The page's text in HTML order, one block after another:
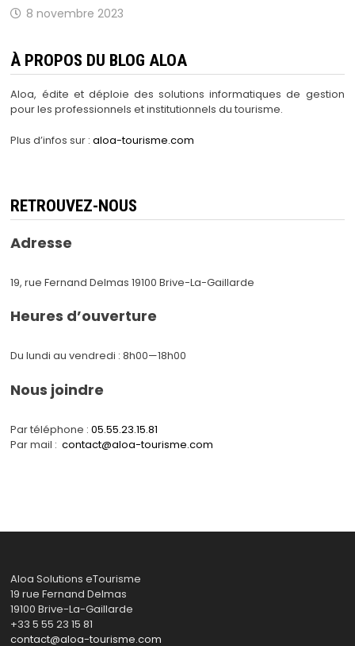
8 novembre 2023
À PROPOS DU BLOG ALOA
Aloa, édite et déploie des solutions informatiques de gestion
pour les professionnels et institutionnels du tourisme.
Plus d’infos sur :aloa-tourisme.com
RETROUVEZ-NOUS
Adresse
19, rue Fernand Delmas 19100 Brive-La-Gaillarde
Heures d’ouverture
Du lundi au vendredi : 8h00—18h00
Nous joindre
Par téléphone :05.55.23.15.81
Par mail :contact@aloa-tourisme.com
Aloa Solutions eTourisme
19 rue Fernand Delmas
19100 Brive-La-Gaillarde
+33 5 55 23 15 81
contact@aloa-tourisme.com